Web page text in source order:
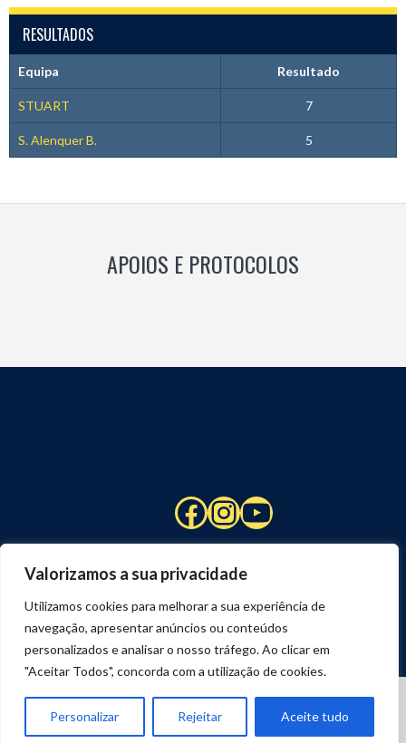
Valorizamos a sua privacidade
Utilizamos cookies para melhorar a sua experiência de
navegação, apresentar anúncios ou conteúdos
personalizados e analisar o nosso tráfego. Ao clicar em
"Aceitar Todos", concorda com a utilização de cookies.
Personalizar Rejeitar Aceite tudo
RESULTADOS
Equipa Resultado
STUART 7
S. Alenquer B. 5
APOIOS E PROTOCOLOS
Facebook
Instagram
YouTube
DESENVOLVIDO POR
JOSEXAVIER.COM